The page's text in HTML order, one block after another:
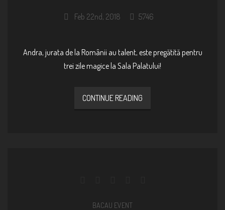
Feb 22nd, 2018 5746
Andra, jurata de la Românii au talent, este pregătită pentru
trei zile magice la Sala Palatului!
CONTINUE READING
BACAU EVENT